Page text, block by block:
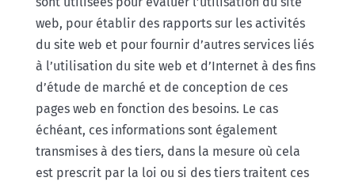
web, pour établir des rapports sur les activités
du site web et pour fournir d’autres services liés
à l’utilisation du site web et d’Internet à des fins
d’étude de marché et de conception de ces
pages web en fonction des besoins. Le cas
échéant, ces informations sont également
transmises à des tiers, dans la mesure où cela
est prescrit par la loi ou si des tiers traitent ces